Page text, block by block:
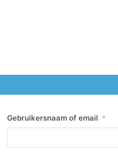
Gebruikersnaam of email *